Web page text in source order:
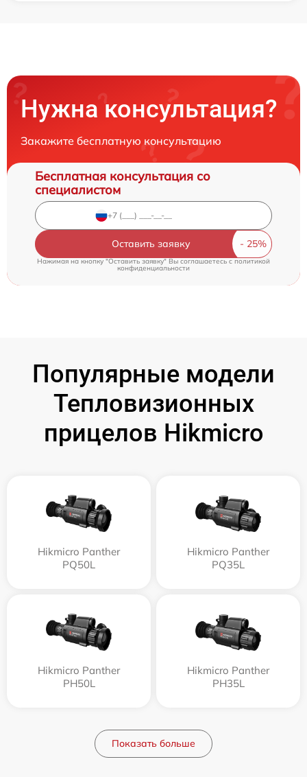
Нужна консультация?
Закажите бесплатную консультацию
Бесплатная консультация со
специалистом
Оставить заявку
Нажимая на кнопку "Оставить заявку" Вы соглашаетесь cполитикой
конфиденциальности
Популярные модели
Тепловизионных
прицелов Hikmicro
Hikmicro Panther
PQ50L
Hikmicro Panther
PQ35L
Hikmicro Panther
PH50L
Hikmicro Panther
PH35L
Показать больше